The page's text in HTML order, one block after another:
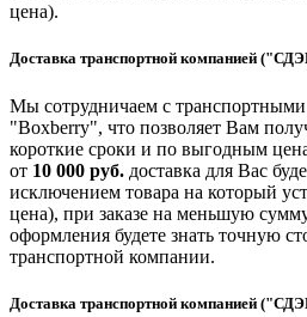
цена).
Доставка транспортной компанией
Мы сотрудничаем с
"Boxberry", что позволяет Вам
короткие сроки и по выгодным
от 10 000 руб. доставка для Вас
исключением товара на который
цена), при заказе на меньшую
оформления будете знать точную
транспортной компании.
Доставка транспортной компанией